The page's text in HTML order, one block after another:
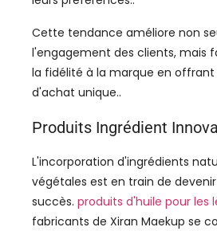
Cette tendance améliore non
l'engagement des clients, mais
la fidélité à la marque en
d'achat unique..
Produits Ingrédient
L'incorporation d'ingrédients
végétales est en train de
succès. produits d'huile pour les
fabricants de Xiran Maekup se